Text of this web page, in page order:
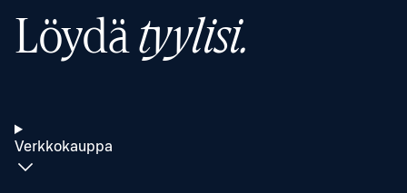
Löydätyylisi.
Verkkokauppa